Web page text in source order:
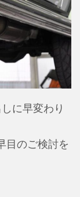
に早変わり
目のご検討を